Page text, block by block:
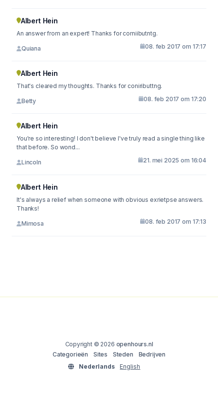
Albert Hein
An answer from an expert! Thanks for corniibutntg.
Quiana 08. feb 2017 om 17:17
Albert Hein
That's cleared my thoughts. Thanks for coniributtng.
Betty 08. feb 2017 om 17:20
Albert Hein
You're so interesting! I don't believe I've truly read a single thing like
that before. So wond...
Lincoln 21. mei 2025 om 16:04
Albert Hein
It's always a relief when someone with obvious exrietpse answers.
Thanks!
Mimosa 08. feb 2017 om 17:13
Copyright © 2026 openhours.nl
Categorieën
Sites Steden
Bedrijven
Nederlands
English